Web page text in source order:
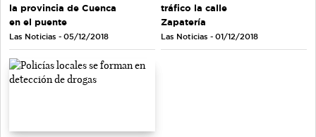
la provincia de Cuenca
en el puente
Las Noticias - 05/12/2018
tráfico la calle
Zapatería
Las Noticias - 01/12/2018